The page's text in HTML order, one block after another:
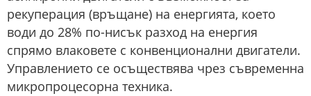
рекуперация (връщане) на енергията, което
води до 28% по-нисък разход на енергия
спрямо влаковете с конвенционални двигатели.
Управлението се осъществява чрез съвременна
микропроцесорна техника.